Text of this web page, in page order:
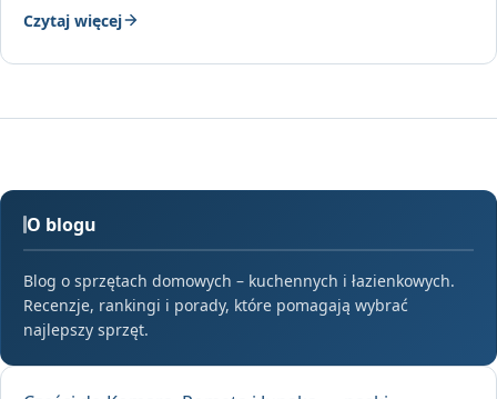
Czytaj więcej
O blogu
Blog o sprzętach domowych – kuchennych i łazienkowych.
Recenzje, rankingi i porady, które pomagają wybrać
najlepszy sprzęt.